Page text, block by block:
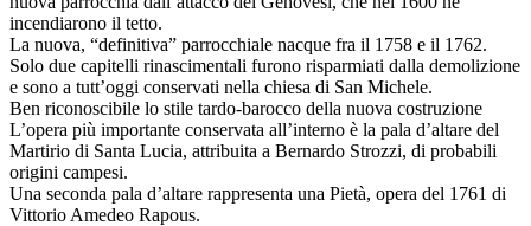
incendiarono il tetto.
La nuova, “definitiva” parrocchiale nacque fra il 1758 e il 1762.
Solo due capitelli rinascimentali furono risparmiati dalla demolizione
e sono a tutt’oggi conservati nella chiesa di San Michele.
Ben riconoscibile lo stile tardo-barocco della nuova costruzione
L’opera più importante conservata all’interno è la pala d’altare del
Martirio di Santa Lucia, attribuita a Bernardo Strozzi, di probabili
origini campesi.
Una seconda pala d’altare rappresenta una Pietà, opera del 1761 di
Vittorio Amedeo Rapous.